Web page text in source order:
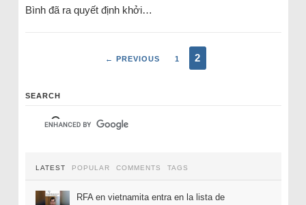
Bình đã ra quyết định khởi…
← PREVIOUS 1 2
SEARCH
LATEST POPULAR COMMENTS TAGS
RFA en vietnamita entra en la lista de